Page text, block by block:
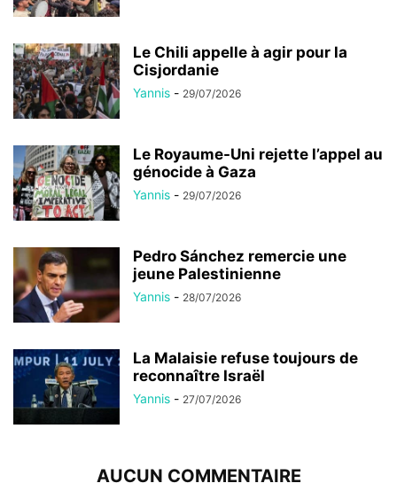
Le Chili appelle à agir pour la
Cisjordanie
Yannis - 29/07/2026
Le Royaume-Uni rejette l’appel au
génocide à Gaza
Yannis - 29/07/2026
Pedro Sánchez remercie une
jeune Palestinienne
Yannis - 28/07/2026
La Malaisie refuse toujours de
reconnaître Israël
Yannis - 27/07/2026
AUCUN COMMENTAIRE